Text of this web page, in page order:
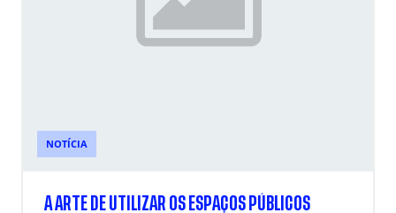
NOTÍCIA
A ARTE DE UTILIZAR OS ESPAÇOS PÚBLICOS